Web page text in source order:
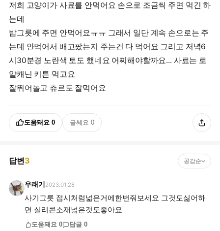
저희 고양이가 사료를 안먹어요 손으로 조금씩 주면 먹긴 하
는데
밥그릇에 주면 안먹어요ㅠㅠ 그래서 일단 계속 손으로는 주
는데 안먹어서 배고팠는지 주는건 다 먹어요 그리고 저녁6
시30분경 노란색 토도 했네요 어찌해야할까요... 사료는 로
얄캐닌 키튼 먹고요
잘뛰어놀고 츄르도 잘먹어요
도움돼요 0 글쎄요 0
답변3 공감순
우래기 2023.01.28
사기그릇 접시처럼넓은거에한번줘보세요 그것도싫어하
면 실리콘소재넓은것도좋아요
도움돼요 0 답글 0